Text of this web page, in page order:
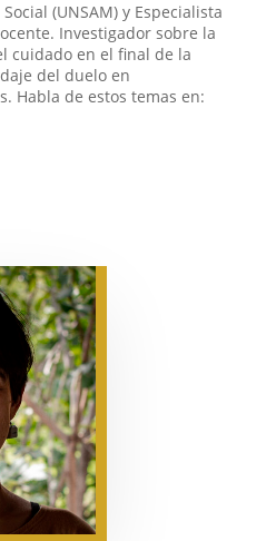
(UNSAM) y Especialista
Investigador sobre la
cuidado en el final de la
del duelo en
Habla de estos temas en: